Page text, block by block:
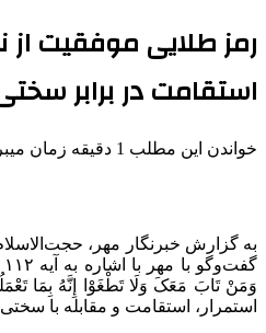
رمز طلایی موفقیت از
استقامت در برابر
خواندن این مطلب 1 دقیقه زمان میبرد
به گزارش خبرنگار مهر،
گفت‌وگو با مهر با اشاره به آیه ۱۱۲ سوره هود (
وَمَنْ تَابَ مَعَکَ وَلَاتَطْغَوْا إِنَّهُ بِمَا
استمرار، استقامت و مقابله با